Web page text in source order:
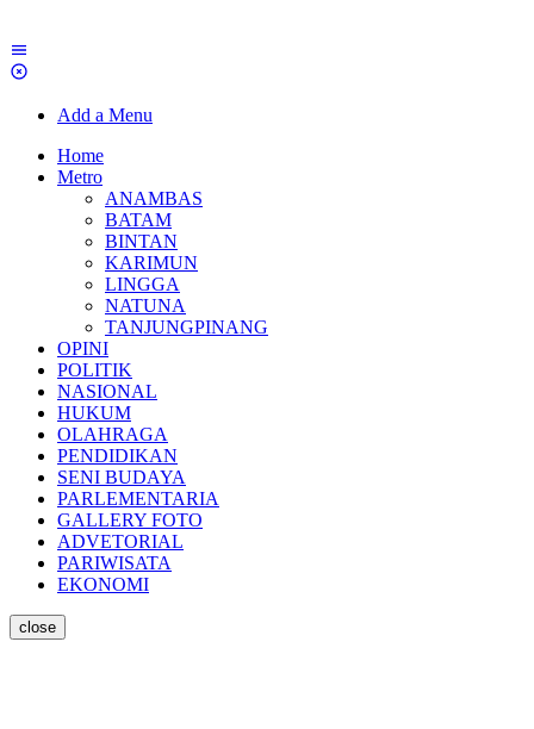
Add a Menu
Home
Metro
ANAMBAS
BATAM
BINTAN
KARIMUN
LINGGA
NATUNA
TANJUNGPINANG
OPINI
POLITIK
NASIONAL
HUKUM
OLAHRAGA
PENDIDIKAN
SENI BUDAYA
PARLEMENTARIA
GALLERY FOTO
ADVETORIAL
PARIWISATA
EKONOMI
close